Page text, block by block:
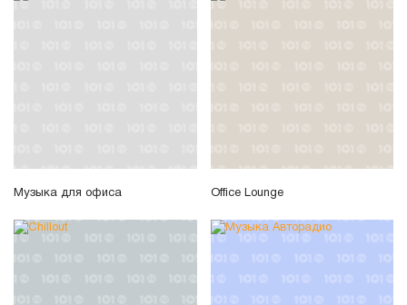
Музыка для офиса Office Lounge